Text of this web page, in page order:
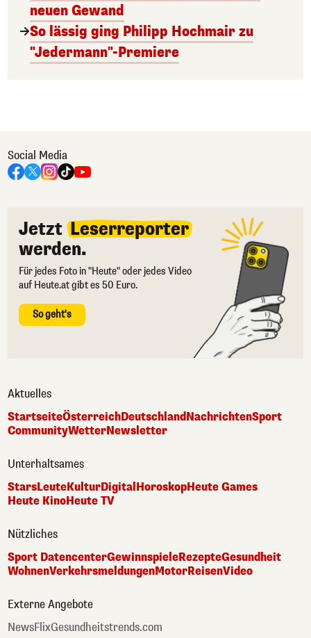
neuen Gewand
So lässig ging Philipp Hochmair zu
"Jedermann"-Premiere
Social Media
Jetzt Leserreporter
werden.
Für jedes Foto in "Heute" oder jedes Video
auf Heute.at gibt es 50 Euro.
So geht's
Aktuelles
StartseiteÖsterreichDeutschlandNachrichtenSport
CommunityWetterNewsletter
Unterhaltsames
StarsLeuteKulturDigital HoroskopHeute Games
Heute KinoHeute TV
Nützliches
Sport DatencenterGewinnspieleRezepteGesundheit
WohnenVerkehrsmeldungenMotorReisenVideo
Externe Angebote
NewsFlixGesundheitstrends.com